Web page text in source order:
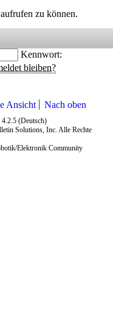
zu können.
Kennwort:
bleiben?
Ansicht Nach oben
(Deutsch)
Solutions, Inc. Alle Rechte
Elektronik Community